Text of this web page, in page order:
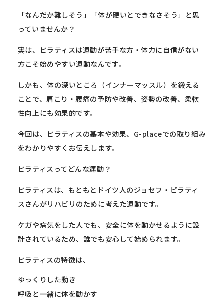
「なんだか難しそう」「体が硬いとできなさそう」 と思
っていませんか？
実は、ピラティスは運動が苦手な方・体力に自信がない
方こそ始めやすい運動なんです。
しかも、体の深いところ（インナーマッスル）を鍛える
ことで、肩こり・腰痛の予防や改善、姿勢の改善、 柔軟
性向上にも効果的です。
今回は、ピラティスの基本や効果、G-placeでの取り組み
をわかりやすくお伝えします。
ピラティスってどんな運動？
ピラティスは、もともとドイツ人のジョセフ・ ピラティ
スさんがリハビリのために考えた運動です。
ケガや病気をした人でも、 安全に体を動かせるように設
計されているため、 誰でも安心して始められます。
ピラティスの特徴は、
ゆっくりした動き
呼吸と一緒に体を動かす